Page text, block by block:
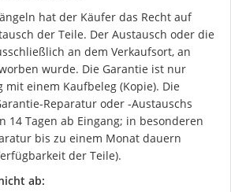
hat der Käufer das Recht auf
der Teile. Der Austausch oder die
an dem Verkaufsort, an
wurde. Die Garantie ist nur
einem Kaufbeleg (Kopie). Die
Reparatur oder -Austauschs
14 Tagen ab Eingang; in besonderen
bis zu einem Monat dauern
der Teile).
ab: